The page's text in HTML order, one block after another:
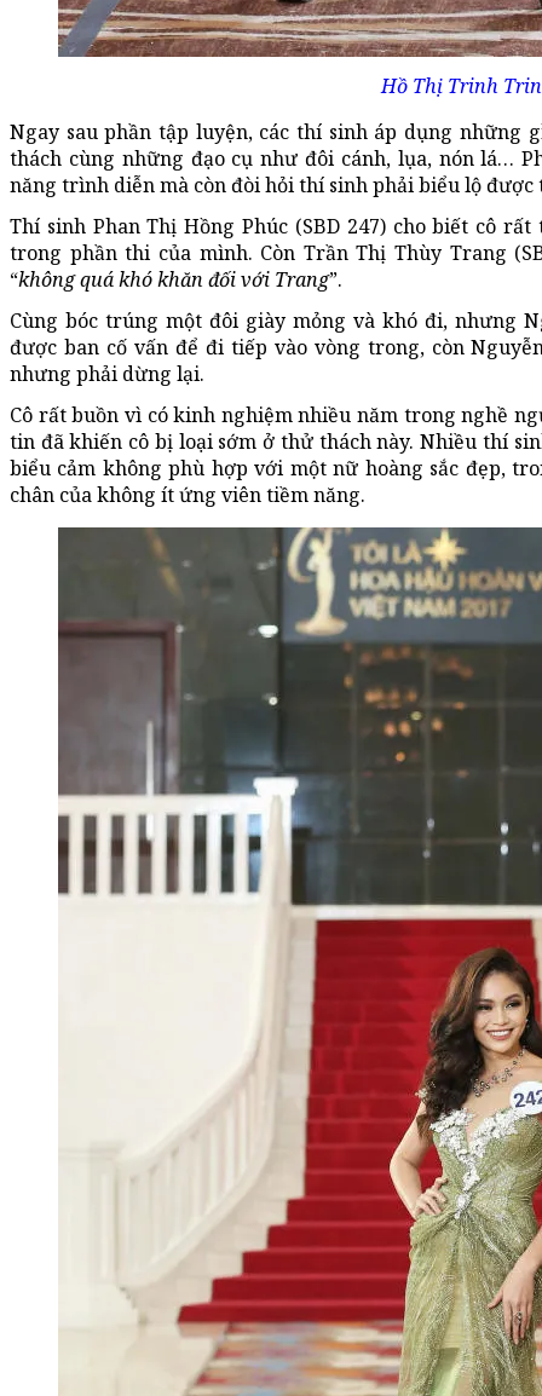
Hồ Thị Trinh
Ngay sau phần tập luyện, các thí sinh áp dụng những
thách cùng những đạo cụ như đôi cánh, lụa, nón lá…
năng trình diễn mà còn đòi hỏi thí sinh phải biểu lộ
Thí sinh Phan Thị Hồng Phúc (SBD 247) cho biết cô
trong phần thi của mình. Còn Trần Thị Thùy Trang
“không quá khó khăn đối với Trang”.
Cùng bóc trúng một đôi giày mỏng và khó đi, nhưng
được ban cố vấn để đi tiếp vào vòng trong, còn
nhưng phải dừng lại.
Cô rất buồn vì có kinh nghiệm nhiều năm trong nghề
tin đã khiến cô bị loại sớm ở thử thách này. Nhiều thí
biểu cảm không phù hợp với một nữ hoàng sắc đẹp,
chân của không ít ứng viên tiềm năng.